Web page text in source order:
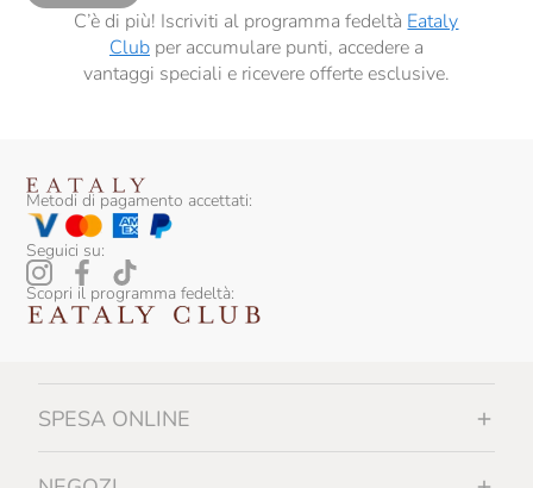
C’è di più! Iscriviti al programma fedeltà Eataly
Clubper accumulare punti, accedere a
vantaggi speciali e ricevere offerte esclusive.
Metodi di pagamento accettati:
Seguici su:
Scopri il programma fedeltà:
SPESA ONLINE